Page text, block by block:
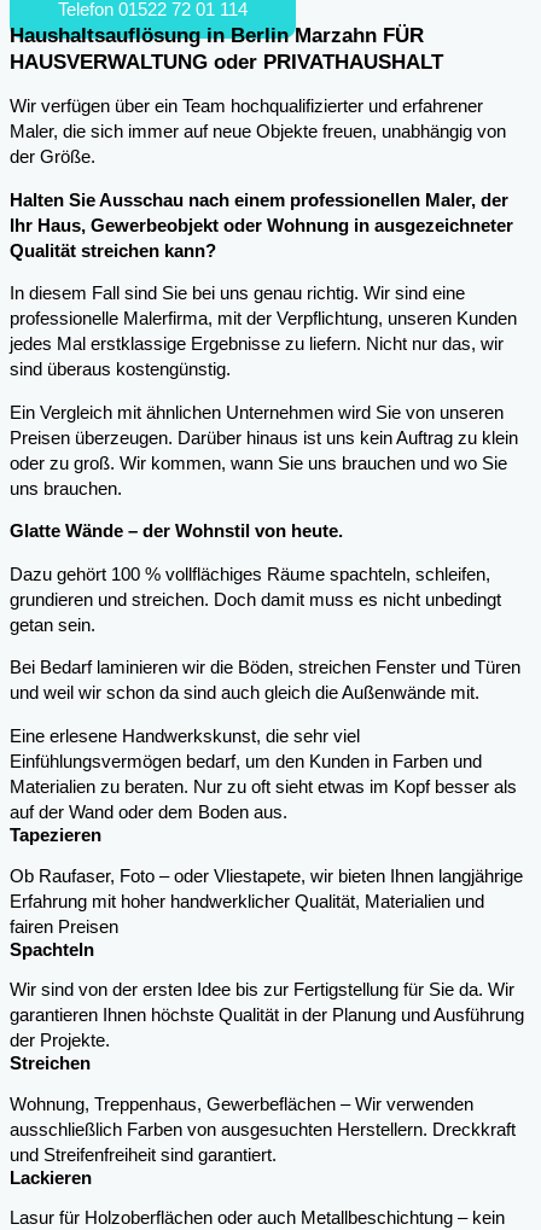
Telefon 01522 72 01 114
Haushaltsauflösung in Berlin Marzahn FÜR
HAUSVERWALTUNG oder PRIVATHAUSHALT
Wir verfügen über ein Team hochqualifizierter und erfahrener
Maler, die sich immer auf neue Objekte freuen, unabhängig von
der Größe.
Halten Sie Ausschau nach einem professionellen Maler, der
Ihr Haus, Gewerbeobjekt oder Wohnung in ausgezeichneter
Qualität streichen kann?
In diesem Fall sind Sie bei uns genau richtig. Wir sind eine
professionelle Malerfirma, mit der Verpflichtung, unseren Kunden
jedes Mal erstklassige Ergebnisse zu liefern. Nicht nur das, wir
sind überaus kostengünstig.
Ein Vergleich mit ähnlichen Unternehmen wird Sie von unseren
Preisen überzeugen. Darüber hinaus ist uns kein Auftrag zu klein
oder zu groß. Wir kommen, wann Sie uns brauchen und wo Sie
uns brauchen.
Glatte Wände – der Wohnstil von heute.
Dazu gehört 100 % vollflächiges Räume spachteln, schleifen,
grundieren und streichen. Doch damit muss es nicht unbedingt
getan sein.
Bei Bedarf laminieren wir die Böden, streichen Fenster und Türen
und weil wir schon da sind auch gleich die Außenwände mit.
Eine erlesene Handwerkskunst, die sehr viel
Einfühlungsvermögen bedarf, um den Kunden in Farben und
Materialien zu beraten. Nur zu oft sieht etwas im Kopf besser als
auf der Wand oder dem Boden aus.
Tapezieren
Ob Raufaser, Foto – oder Vliestapete, wir bieten Ihnen langjährige
Erfahrung mit hoher handwerklicher Qualität, Materialien und
fairen Preisen
Spachteln
Wir sind von der ersten Idee bis zur Fertigstellung für Sie da. Wir
garantieren Ihnen höchste Qualität in der Planung und Ausführung
der Projekte.
Streichen
Wohnung, Treppenhaus, Gewerbeflächen – Wir verwenden
ausschließlich Farben von ausgesuchten Herstellern. Dreckkraft
und Streifenfreiheit sind garantiert.
Lackieren
Lasur für Holzoberflächen oder auch Metallbeschichtung – kein